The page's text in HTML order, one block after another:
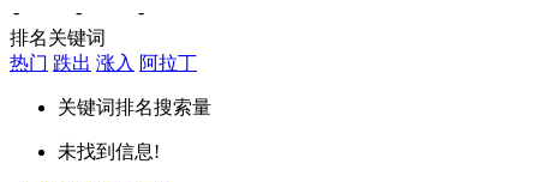
-
-
-
排名关键词
热门 跌出 涨入 阿拉丁
关键词排名搜索量
未找到信息!